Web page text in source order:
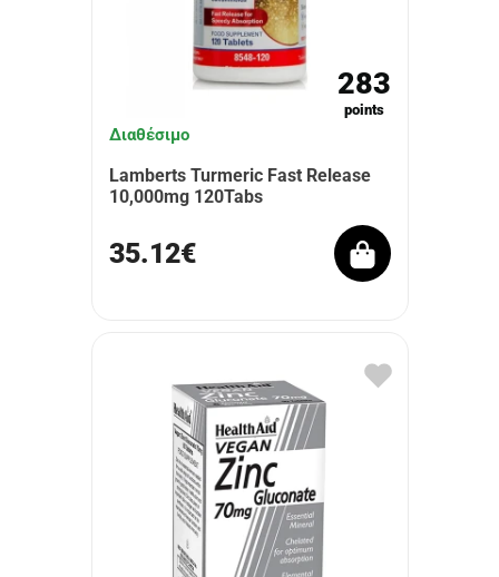
283
points
Διαθέσιμο
Lamberts Turmeric Fast Release
10,000mg 120Tabs
35.12€